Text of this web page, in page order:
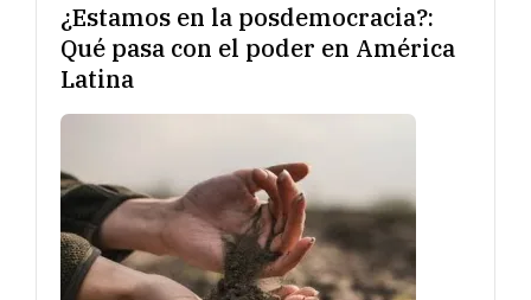
¿Estamos en la posdemocracia?:
Qué pasa con el poder en América
Latina